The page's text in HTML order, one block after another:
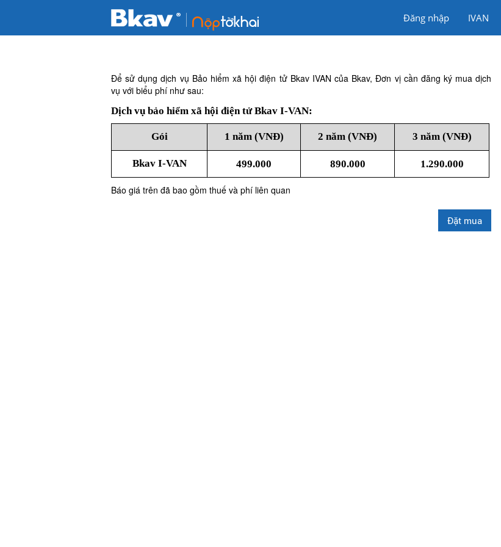
IVAN
Đăng nhập
Để sử dụng dịch vụ Bảo hiểm xã hội điện tử Bkav IVAN của Bkav, Đơn vị cần đăng ký mua dịch
vụ với biểu phí như sau:
Dịch vụ bảo hiểm xã hội điện tử Bkav I-VAN:
Gói 1 năm (VNĐ) 2 năm (VNĐ) 3 năm (VNĐ)
Bkav I-VAN 499.000 890.000 1.290.000
Báo giá trên đã bao gồm thuế và phí liên quan
Đặt mua